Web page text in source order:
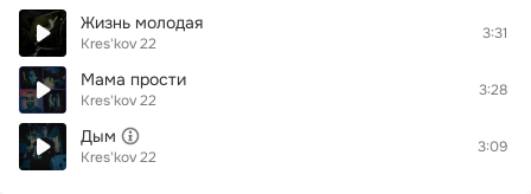
Жизнь молодая
Kres'kov 22
3:31
Мама прости
Kres'kov 22
3:28
Дым
Kres'kov 22
3:09